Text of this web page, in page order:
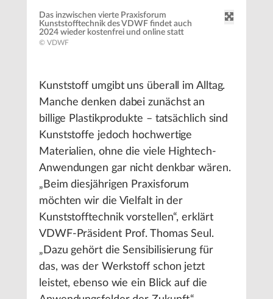
Das inzwischen vierte Praxisforum
Kunststofftechnik des VDWF findet auch
2024 wieder kostenfrei und online statt
© VDWF
Kunststoff umgibt uns überall im Alltag.
Manche denken dabei zunächst an
billige Plastikprodukte – tatsächlich sind
Kunststoffe jedoch hochwertige
Materialien, ohne die viele Hightech-
Anwendungen gar nicht denkbar wären.
„Beim diesjährigen Praxisforum
möchten wir die Vielfalt in der
Kunststofftechnik vorstellen“, erklärt
VDWF-Präsident Prof. Thomas Seul.
„Dazu gehört die Sensibilisierung für
das, was der Werkstoff schon jetzt
leistet, ebenso wie ein Blick auf die